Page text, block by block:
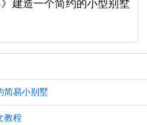
简易小别墅
教程